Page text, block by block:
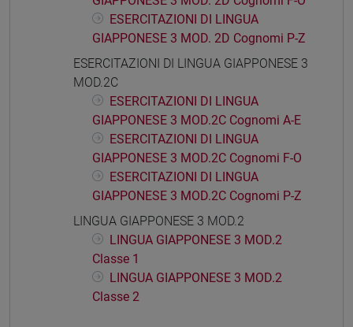
ESERCITAZIONI DI LINGUA
GIAPPONESE 3 MOD. 2D Cognomi P-Z
ESERCITAZIONI DI LINGUA GIAPPONESE 3
MOD.2C
ESERCITAZIONI DI LINGUA
GIAPPONESE 3 MOD.2C Cognomi A-E
ESERCITAZIONI DI LINGUA
GIAPPONESE 3 MOD.2C Cognomi F-O
ESERCITAZIONI DI LINGUA
GIAPPONESE 3 MOD.2C Cognomi P-Z
LINGUA GIAPPONESE 3 MOD.2
LINGUA GIAPPONESE 3 MOD.2
Classe 1
LINGUA GIAPPONESE 3 MOD.2
Classe 2